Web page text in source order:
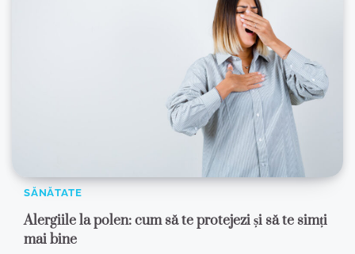
SĂNĂTATE
Alergiile la polen: cum să te protejezi și să te simți
mai bine